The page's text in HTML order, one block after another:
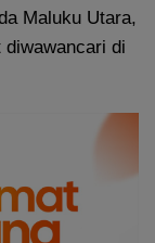
Maluku Utara,
di